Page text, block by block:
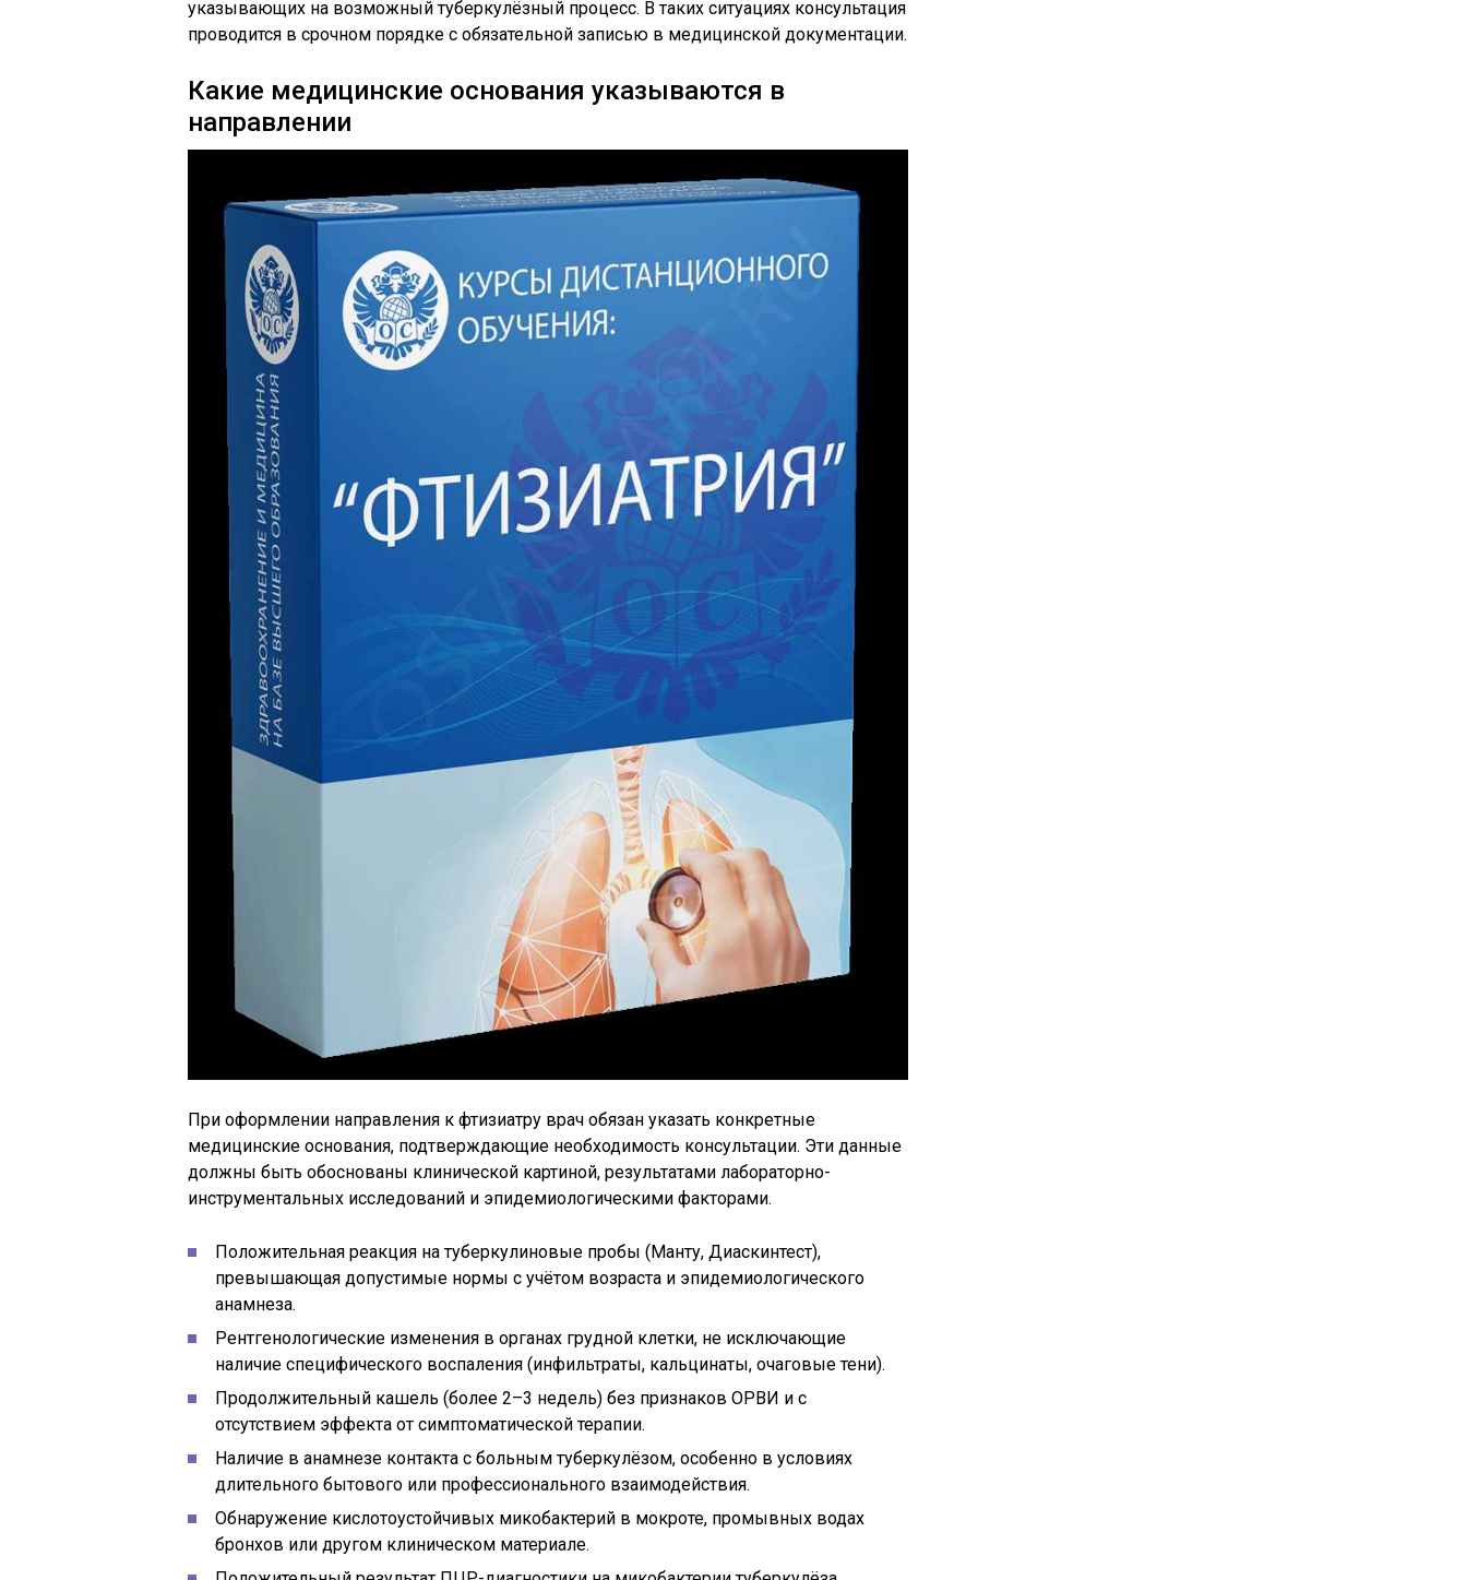
указывающих на возможный туберкулёзный процесс. В таких ситуациях консультация
проводится в срочном порядке с обязательной записью в медицинской документации.
Какие медицинские основания указываются в
направлении
При оформлении направления к фтизиатру врач обязан указать конкретные
медицинские основания, подтверждающие необходимость консультации. Эти данные
должны быть обоснованы клинической картиной, результатами лабораторно-
инструментальных исследований и эпидемиологическими факторами.
Положительная реакция на туберкулиновые пробы (Манту, Диаскинтест),
превышающая допустимые нормы с учётом возраста и эпидемиологического
анамнеза.
Рентгенологические изменения в органах грудной клетки, не исключающие
наличие специфического воспаления (инфильтраты, кальцинаты, очаговые тени).
Продолжительный кашель (более 2–3 недель) без признаков ОРВИ и с
отсутствием эффекта от симптоматической терапии.
Наличие в анамнезе контакта с больным туберкулёзом, особенно в условиях
длительного бытового или профессионального взаимодействия.
Обнаружение кислотоустойчивых микобактерий в мокроте, промывных водах
бронхов или другом клиническом материале.